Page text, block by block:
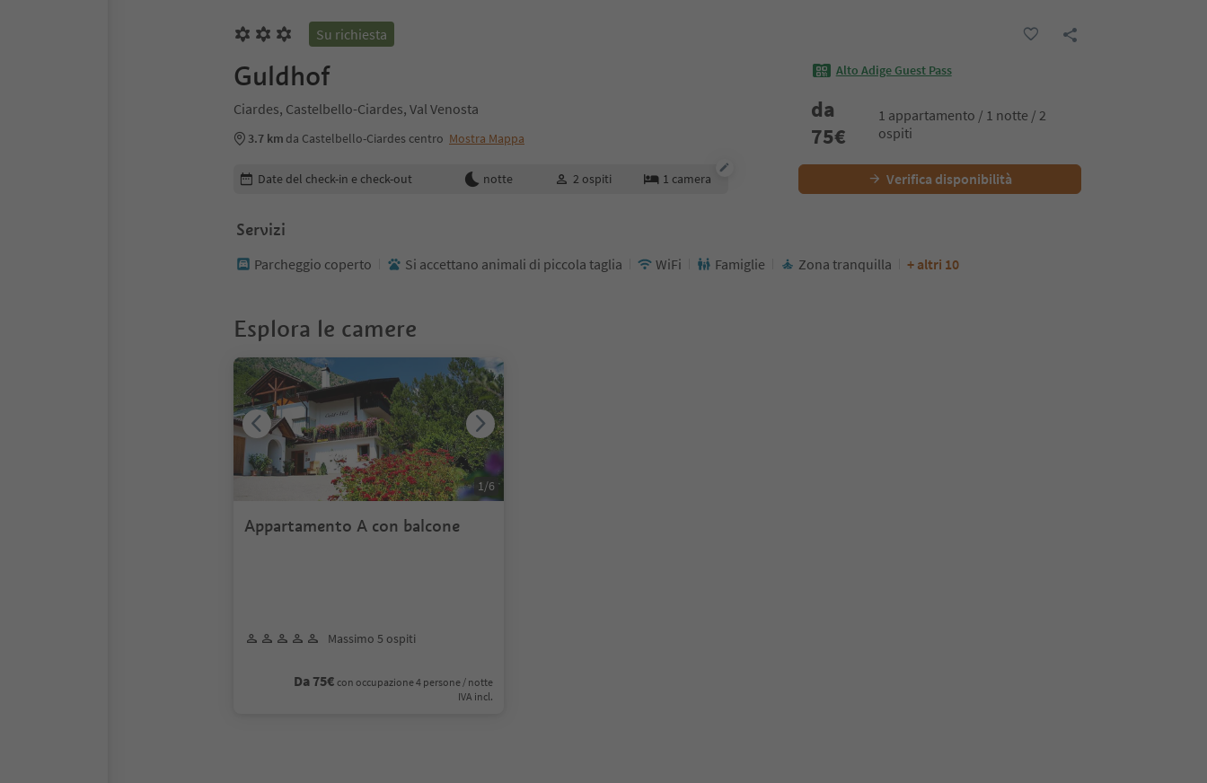
Su richiesta
Guldhof
Ciardes, Castelbello-Ciardes, Val Venosta
3.7 km da Castelbello-Ciardes centro Mostra Mappa
Alto Adige Guest Pass
da
75€
1 appartamento / 1 notte / 2
ospiti
Modifica i dettagli della prenotazione
Date del check-in e check-out notte 2 ospiti 1 camera Verifica disponibilità
Servizi
Parcheggio coperto Si accettano animali di piccola taglia WiFi Famiglie Zona tranquilla + altri 10
Esplora le camere
Appartamento A con balcone
Massimo 5 ospiti
Da 75€ con occupazione 4 persone / notte
IVA incl.
1 /6